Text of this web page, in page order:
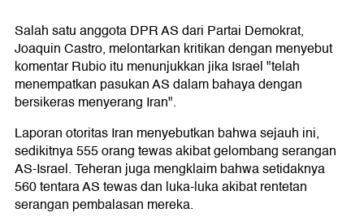
Salah satu anggota DPR AS dari Partai Demokrat,
Joaquin Castro, melontarkan kritikan dengan menyebut
komentar Rubio itu menunjukkan jika Israel "telah
menempatkan pasukan AS dalam bahaya dengan
bersikeras menyerang Iran".
Laporan otoritas Iran menyebutkan bahwa sejauh ini,
sedikitnya 555 orang tewas akibat gelombang serangan
AS-Israel. Teheran juga mengklaim bahwa setidaknya
560 tentara AS tewas dan luka-luka akibat rentetan
serangan pembalasan mereka.